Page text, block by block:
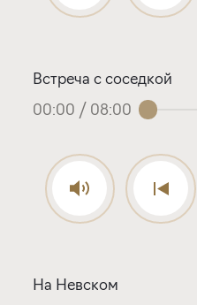
Встреча с соседкой
00:00 / 08:00
На Невском